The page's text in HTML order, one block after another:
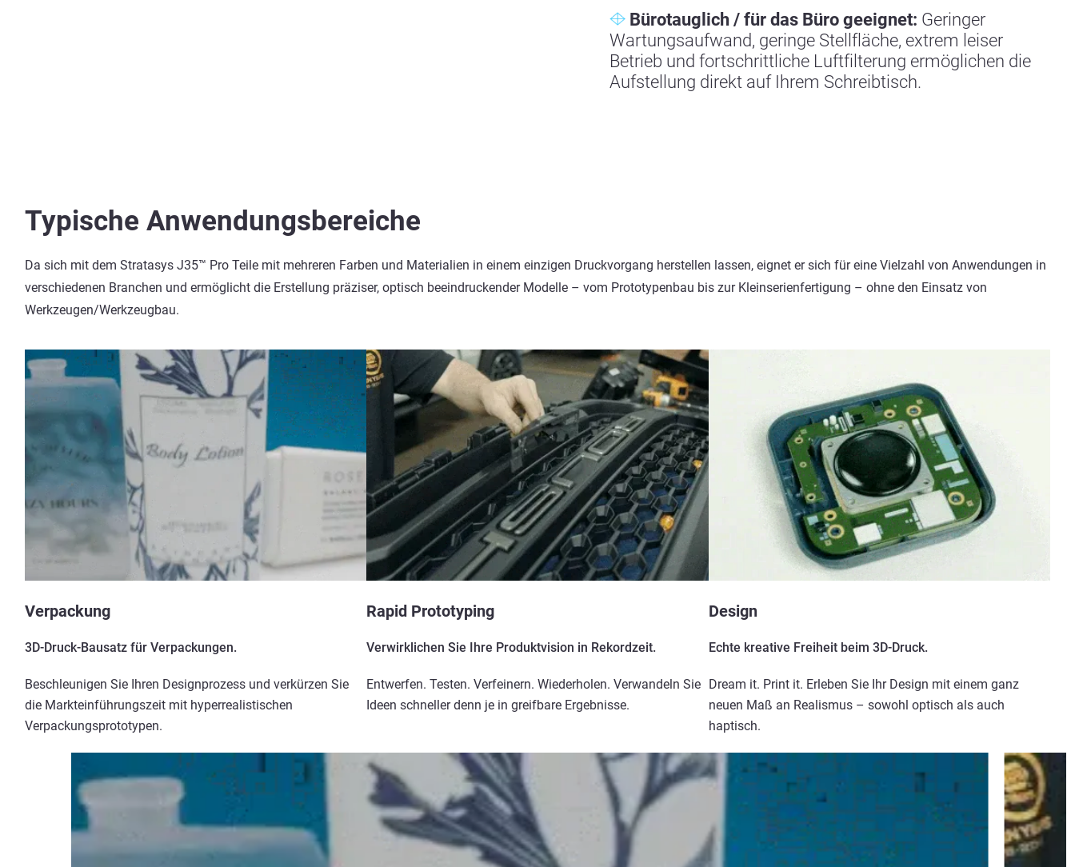
Bürotauglich / für das Büro geeignet: Geringer
Wartungsaufwand, geringe Stellfläche, extrem leiser
Betrieb und fortschrittliche Luftfilterung ermöglichen die
Aufstellung direkt auf Ihrem Schreibtisch.
Typische Anwendungsbereiche
Da sich mit dem Stratasys J35™ Pro Teile mit mehreren Farben und Materialien in einem einzigen Druckvorgang herstellen lassen, eignet er sich für eine Vielzahl von Anwendungen in
verschiedenen Branchen und ermöglicht die Erstellung präziser, optisch beeindruckender Modelle – vom Prototypenbau bis zur Kleinserienfertigung – ohne den Einsatz von
Werkzeugen/Werkzeugbau.
Verpackung
3D-Druck-Bausatz für Verpackungen.
Beschleunigen Sie Ihren Designprozess und verkürzen Sie
die Markteinführungszeit mit hyperrealistischen
Verpackungsprototypen.
Rapid Prototyping
Verwirklichen Sie Ihre Produktvision in Rekordzeit.
Entwerfen. Testen. Verfeinern. Wiederholen. Verwandeln Sie
Ideen schneller denn je in greifbare Ergebnisse.
Design
Echte kreative Freiheit beim 3D-Druck.
Dream it. Print it. Erleben Sie Ihr Design mit einem ganz
neuen Maß an Realismus – sowohl optisch als auch
haptisch.